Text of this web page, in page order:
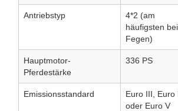
Antriebstyp
4*2 (am
häufigsten bei
Fegen)
Hauptmotor-
Pferdestärke
336 PS
Emissionsstandard
Euro III, Euro
oder Euro V